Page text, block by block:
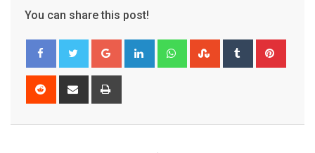
You can share this post!
Google+ LinkedIn WhatsappStumbleUpon
Tumblr
Reddit
Share